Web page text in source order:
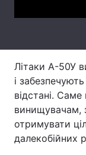
Тема
Літаки А-50У
і
відстані.
винищувачам,
отримувати
далекобійних